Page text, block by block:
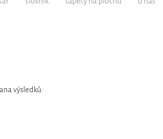
výsledků: